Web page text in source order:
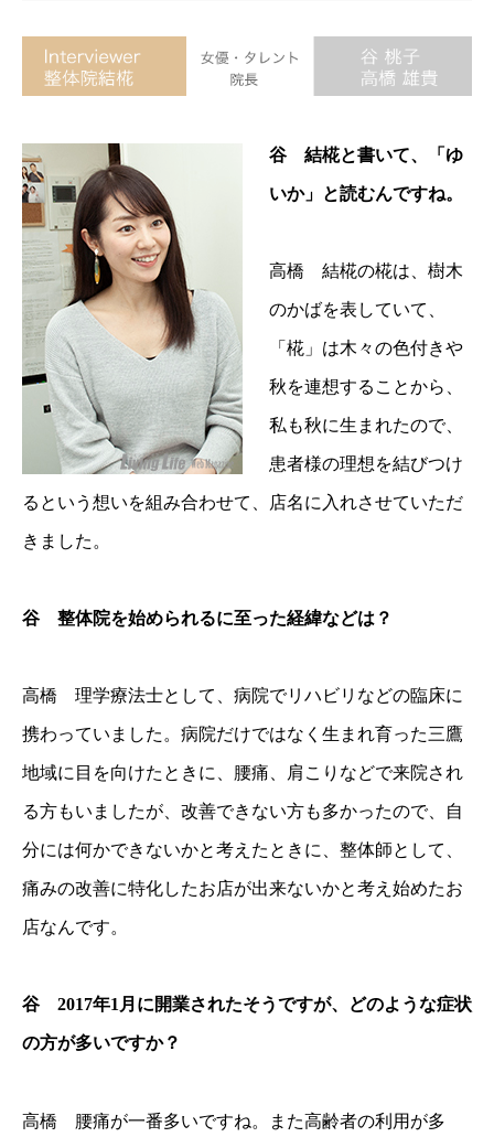
谷 結椛と書いて、「ゆ
いか」と読むんですね。
高橋 結椛の椛は、樹木
のかばを表していて、
「椛」は木々の色付きや
秋を連想することから、
私も秋に生まれたので、
患者様の理想を結びつけ
るという想いを組み合わせて、店名に入れさせていただ
きました。
谷 整体院を始められるに至った経緯などは？
高橋 理学療法士として、病院でリハビリなどの臨床に
携わっていました。病院だけではなく生まれ育った三鷹
地域に目を向けたときに、腰痛、肩こりなどで来院され
る方もいましたが、改善できない方も多かったので、自
分には何かできないかと考えたときに、整体師として、
痛みの改善に特化したお店が出来ないかと考え始めたお
店なんです。
谷 2017年1月に開業されたそうですが、どのような症状
の方が多いですか？
高橋 腰痛が一番多いですね。また高齢者の利用が多